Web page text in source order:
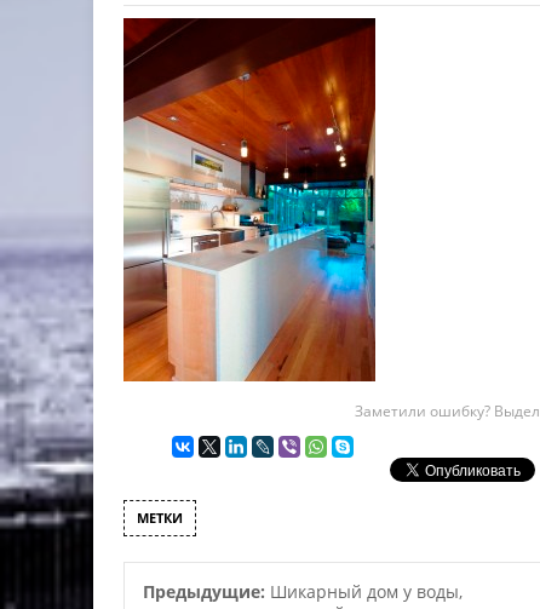
Заметили ошибку?
МЕТКИ
Предыдущие: Шикарный дом у воды,